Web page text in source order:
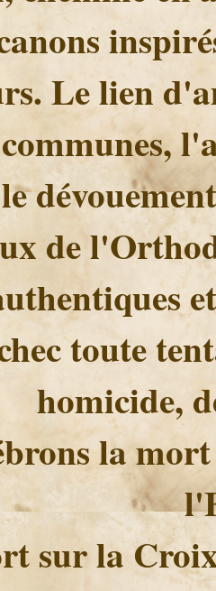
Le lien
de
toute
homicide,
la
sur la